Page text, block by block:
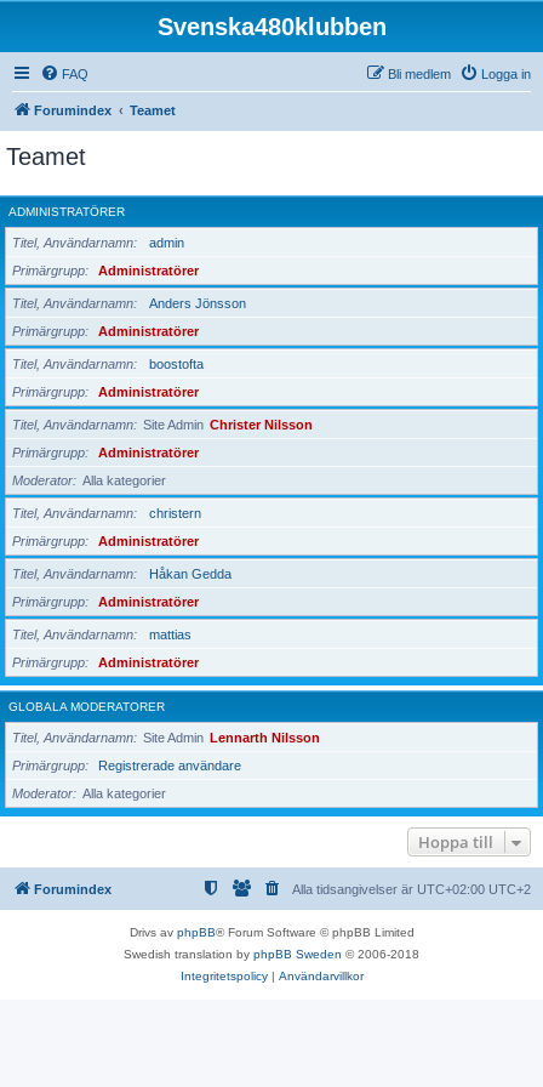
Svenska480klubben
FAQ Logga in
Bli medlem
Forumindex Teamet
Teamet
ADMINISTRATÖRER
Titel, Användarnamn
admin
Primärgrupp
Administratörer
Titel, Användarnamn
Anders Jönsson
Primärgrupp
Administratörer
Titel, Användarnamn
boostofta
Primärgrupp
Administratörer
Titel, Användarnamn Site Admin Christer Nilsson
Primärgrupp
Administratörer
Moderator
Alla kategorier
Titel, Användarnamn
christern
Primärgrupp
Administratörer
Titel, Användarnamn
Håkan Gedda
Primärgrupp
Administratörer
Titel, Användarnamn
mattias
Primärgrupp
Administratörer
GLOBALA MODERATORER
Titel, Användarnamn Site Admin Lennarth Nilsson
Primärgrupp
Registrerade användare
Moderator
Alla kategorier
Hoppa till
Forumindex Alla tidsangivelser är UTC+02:00 UTC+2
Drivs av phpBB® Forum Software © phpBB Limited
Swedish translation by phpBB Sweden © 2006-2018
Integritetspolicy| Användarvillkor